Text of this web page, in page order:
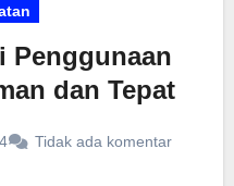
Penggunaan
dan Tepat
Tidak ada komentar